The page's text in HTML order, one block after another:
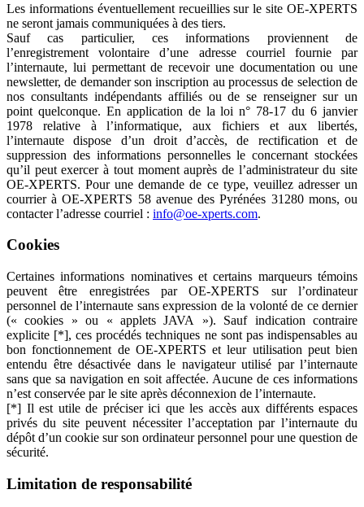
Les informations éventuellement recueillies sur le site OE-XPERTS
ne seront jamais communiquées à des tiers.
Sauf cas particulier, ces informations proviennent de
l’enregistrement volontaire d’une adresse courriel fournie par
l’internaute, lui permettant de recevoir une documentation ou une
newsletter, de demander son inscription au processus de selection de
nos consultants indépendants affiliés ou de se renseigner sur un
point quelconque. En application de la loi n° 78-17 du 6 janvier
1978 relative à l’informatique, aux fichiers et aux libertés,
l’internaute dispose d’un droit d’accès, de rectification et de
suppression des informations personnelles le concernant stockées
qu’il peut exercer à tout moment auprès de l’administrateur du site
OE-XPERTS. Pour une demande de ce type, veuillez adresser un
courrier à OE-XPERTS 58 avenue des Pyrénées 31280 mons, ou
contacter l’adresse courriel : info@oe-xperts.com.
Cookies
Certaines informations nominatives et certains marqueurs témoins
peuvent être enregistrées par OE-XPERTS sur l’ordinateur
personnel de l’internaute sans expression de la volonté de ce dernier
(« cookies » ou « applets JAVA »). Sauf indication contraire
explicite [*], ces procédés techniques ne sont pas indispensables au
bon fonctionnement de OE-XPERTS et leur utilisation peut bien
entendu être désactivée dans le navigateur utilisé par l’internaute
sans que sa navigation en soit affectée. Aucune de ces informations
n’est conservée par le site après déconnexion de l’internaute.
[*] Il est utile de préciser ici que les accès aux différents espaces
privés du site peuvent nécessiter l’acceptation par l’internaute du
dépôt d’un cookie sur son ordinateur personnel pour une question de
sécurité.
Limitation de responsabilité